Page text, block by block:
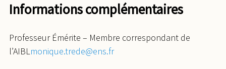
Informations complémentaires
Professeur Émérite – Membre correspondant de
l’AIBLmonique.trede@ens.fr